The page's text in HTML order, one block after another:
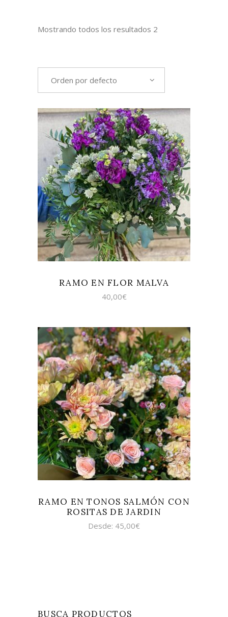
Mostrando todos los resultados 2
Orden por defecto
AÑADIR AL CARRITO
RAMO EN FLOR MALVA
40,00€
SELECCIONAR OPCIONES
RAMO EN TONOS SALMÓN CON
ROSITAS DE JARDIN
Desde: 45,00€
BUSCA PRODUCTOS